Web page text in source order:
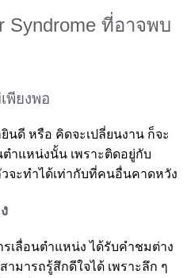
Syndrome ที่อาจพบ
พียงพอ
นดี หรือ คิดจะเปลี่ยนงาน ก็จะ
ำแหน่งนั้น เพราะติดอยู่กับ
จะทำได้เท่ากับที่คนอื่นคาดหวัง
รเลื่อนตำแหน่ง ได้รับคำชมต่าง
ามารถรู้สึกดีใจได้ เพราะลึก ๆ